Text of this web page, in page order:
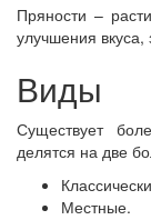
Пряности –
улучшения вкуса,
Виды
Существует
делятся на две
Местные.